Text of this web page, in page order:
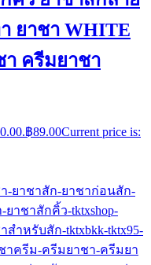
ยาชา WHITE
า ครีมยาชา
฿89.00Current price is: